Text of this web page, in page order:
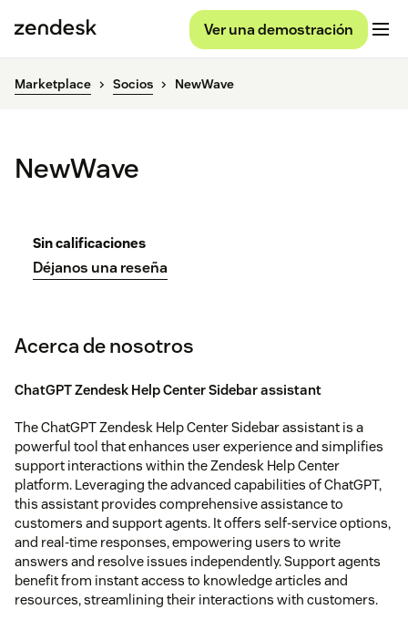
Ver una demostración
Marketplace Socios NewWave
NewWave
Sin calificaciones
Déjanos una reseña
Acerca de nosotros
ChatGPT Zendesk Help Center Sidebar assistant
The ChatGPT Zendesk Help Center Sidebar assistant is a
powerful tool that enhances user experience and simplifies
support interactions within the Zendesk Help Center
platform. Leveraging the advanced capabilities of ChatGPT,
this assistant provides comprehensive assistance to
customers and support agents. It offers self-service options,
and real-time responses, empowering users to write
answers and resolve issues independently. Support agents
benefit from instant access to knowledge articles and
resources, streamlining their interactions with customers.